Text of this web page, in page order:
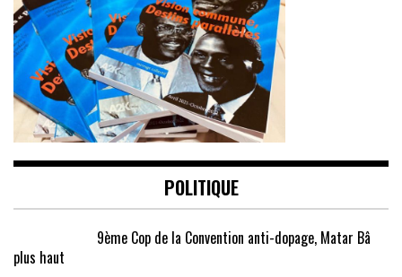
POLITIQUE
9ème Cop de la Convention anti-dopage, Matar Bâ
plus haut